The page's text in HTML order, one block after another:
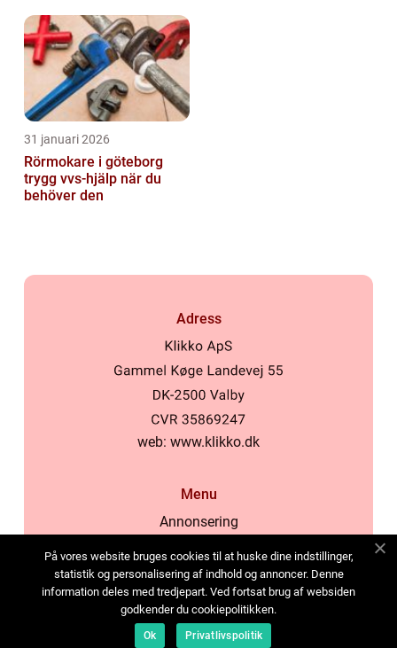
31 januari 2026
Rörmokare i göteborg
trygg vvs-hjälp när du
behöver den
Adress
web: www.klikko.dk
Menu
Annonsering
Cookies
Kontakta oss
Sitemap
På vores website bruges cookies til at huske dine indstillinger,
statistik og personalisering af indhold og annoncer. Denne
information deles med tredjepart. Ved fortsat brug af websiden
godkender du cookiepolitikken.
Ok Privatlivspolitik